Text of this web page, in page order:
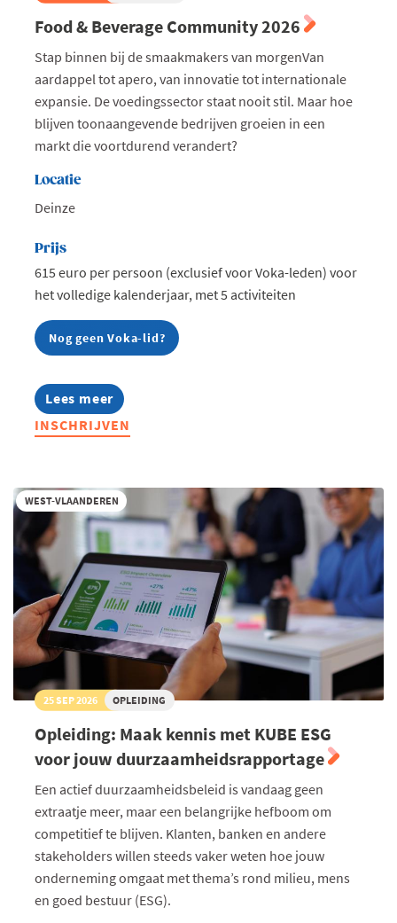
Food & Beverage Community 2026
Stap binnen bij de smaakmakers van morgenVan
aardappel tot apero, van innovatie tot internationale
expansie. De voedingssector staat nooit stil. Maar hoe
blijven toonaangevende bedrijven groeien in een
markt die voortdurend verandert?
Locatie
Deinze
Prijs
615 euro per persoon (exclusief voor Voka-leden) voor
het volledige kalenderjaar, met 5 activiteiten
Nog geen Voka-lid?
Lees meer
about
Food
&
INSCHRIJVEN
WEST-VLAANDEREN
25 SEP 2026 OPLEIDING
Opleiding: Maak kennis met KUBE ESG
voor jouw duurzaamheidsrapportage
Een actief duurzaamheidsbeleid is vandaag geen
extraatje meer, maar een belangrijke hefboom om
competitief te blijven. Klanten, banken en andere
stakeholders willen steeds vaker weten hoe jouw
onderneming omgaat met thema’s rond milieu, mens
en goed bestuur (ESG).